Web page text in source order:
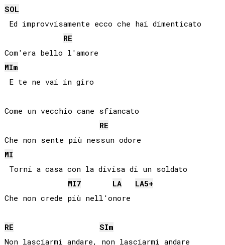
SOL
Ed improvvisamente ecco che hai dimenticato
RE
MIm
E te ne vai in giro
Come un vecchio cane sfiancato
RE
MI
Torni a casa con la divisa di un soldato
MI7 LA LA5+
Che non crede più nell'onore
RE SIm